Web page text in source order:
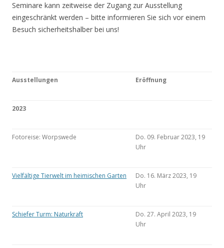
Seminare kann zeitweise der Zugang zur Ausstellung
eingeschränkt werden – bitte informieren Sie sich vor einem
Besuch sicherheitshalber bei uns!
Ausstellungen Eröffnung
2023
Fotoreise: Worpswede
Do. 09. Februar 2023, 19
Uhr
Vielfältige Tierwelt im heimischen Garten
Do. 16. März 2023, 19
Uhr
Schiefer Turm: Naturkraft
Do. 27. April 2023, 19
Uhr